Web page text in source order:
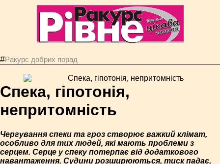
#Ракурс добрих порад
Спека, гіпотонія,
непритомність
Чергування спеки та гроз створює важкий клімат,
особливо для тих людей, які мають проблеми з
серцем. Серце у спеку потерпає від додаткового
навантаження. Судини розширюються, тиск падає,